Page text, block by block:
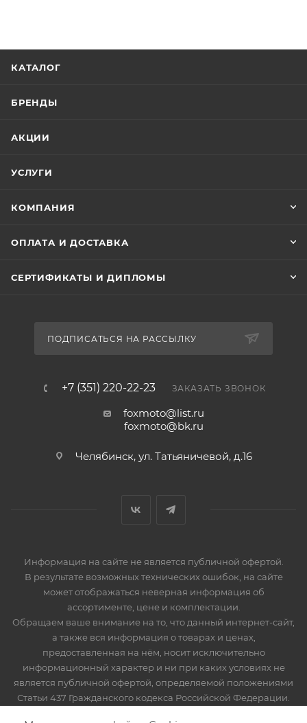
В комплект входят: поршень, поршневые кольца,
при замене стандартного поршня
КАТАЛОГ
БРЕНДЫ
АКЦИИ
УСЛУГИ
КОМПАНИЯ
ОПЛАТА И ДОСТАВКА
СЕРТИФИКАТЫ И ДИПЛОМЫ
ПОДПИСАТЬСЯ НА РАССЫЛКУ
+7 (351) 220-22-23 ЗАКАЗАТЬ ЗВОНОК
foxmoto@list.ru
foxmoto@bk.ru
Челябинск, ул. Татьяничевой, д.16
Информация на сайте не является публичной офертой.
В результате возможных технических ошибок, на сайте
может отображаться неверная информация об
ассортименте, цене и комплектации.
Обращаем ваше внимание на то, что данный интернет-сайт,
а также вся информация о товарах и ценах,
предоставленная на нём, носит исключительно
информационный характер и ни при каких условиях не
является публичной офертой, определяемой положениями
Статьи 437 Гражданского кодекса Российской Федерации.